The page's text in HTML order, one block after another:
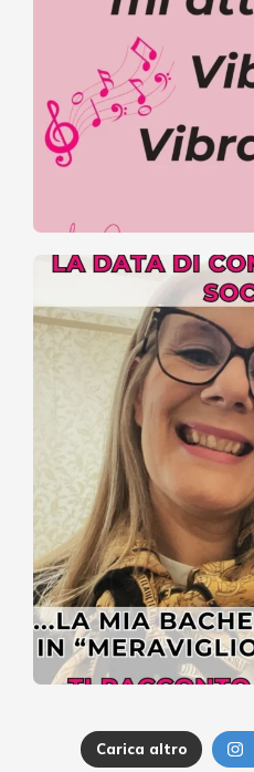
Carica altro